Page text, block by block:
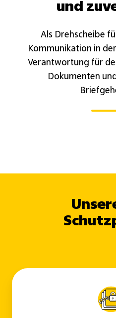
und
Als Drehscheibe
Kommunikation in
Verantwortung für
Dokumenten